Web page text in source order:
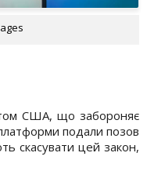
США, що забороняє
подали позов
скасувати цей закон,